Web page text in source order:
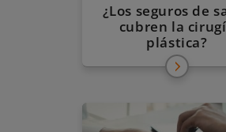
¿Los seguros de
cubren la
plástica?